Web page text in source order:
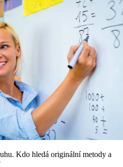
Kdo hledá originální metody a